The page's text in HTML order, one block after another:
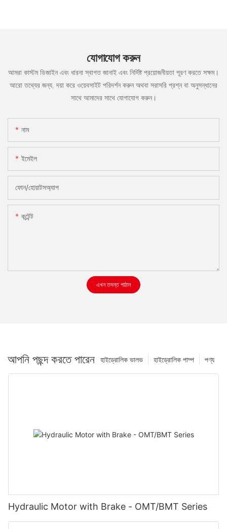
যোগাযোগ করুন
আমরা কাস্টম ডিজাইন এবং ধারনা স্বাগত জানাই এবং নির্দিষ্ট প্রয়োজনীয়তা পূরণ করতে সক্ষম।
আরো তথ্যের জন্য, দয়া করে ওয়েবসাইট পরিদর্শন করুন অথবা সরাসরি প্রশ্ন বা অনুসন্ধানের
সাথে আমাদের সাথে যোগাযোগ করুন।
নাম
ইমেইল
ফোন/হোয়াটসঅ্যাপ
কন্টেন্ট
এখন তদন্ত পাঠান
আপনি পছন্দ করতে পারেন পণ্য
হাইড্রোলিক পাম্প
হাইড্রোলিক ভালভ
Hydraulic Motor with Brake - OMT/BMT Series